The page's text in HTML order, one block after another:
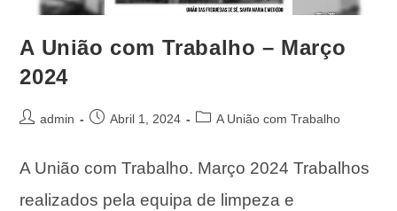
A União com Trabalho – Março
2024
admin Abril 1, 2024 A União com Trabalho
A União com Trabalho. Março 2024 Trabalhos
realizados pela equipa de limpeza e